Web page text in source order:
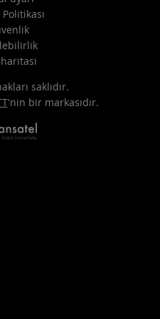
saklıdır.
'nin bir markasıdır.